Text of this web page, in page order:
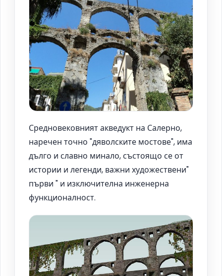
Средновековният акведукт на Салерно,
наречен точно "дяволските мостове", има
дълго и славно минало, състоящо се от
истории и легенди, важни художествени"
първи " и изключителна инженерна
функционалност.